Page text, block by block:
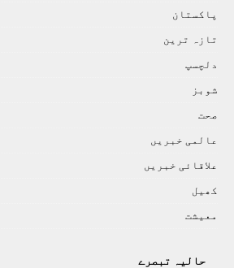
پاکستان
تازہ ترين
دلچسپ
شوبز
صحت
عالمی خبريں
علاقائی خبريں
کھيل
معيشت
حالیہ تبصرے